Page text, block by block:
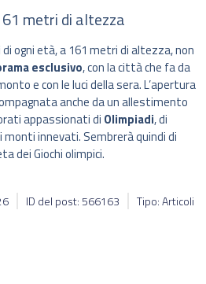
metri di altezza
di ogni età, a 161 metri di altezza, non
esclusivo, con la città che fa da
e con le luci della sera. L’apertura
anche da un allestimento
appassionati di Olimpiadi, di
innevati. Sembrerà quindi di
dei Giochi olimpici.
ID del post: 566163 Tipo: Articoli